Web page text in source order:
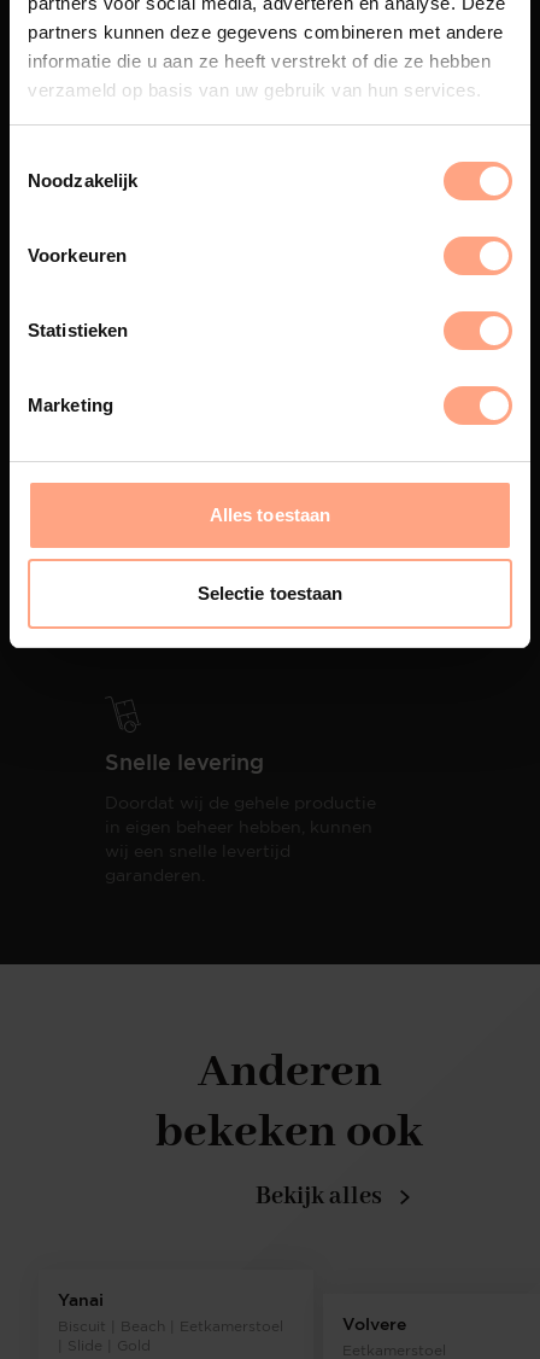
partners kunnen deze gegevens combineren met andere
informatie die u aan ze heeft verstrekt of die ze hebben
verzameld op basis van uw gebruik van hun services.
Noodzakelijk
Voorkeuren
Statistieken
Marketing
Alles toestaan
Selectie toestaan
Maatwerk
Een exclusieve handgemaakte
beleving, waar Nederlands
Spuiterij
eigen spuiterij afgewerkt met
Interieur inrichting
PUUUR biedt volledige
oplevering,met als resultaat een
totale woonbeleving.
Snelle levering
Doordat wij de gehele productie
in eigen beheer hebben, kunnen
wij een snelle levertijd
garanderen.
Yanai
Biscuit | Beach | Eetkamerstoel
| Slide | Gold
Volvere
Eetkamerstoel
Anderen
bekeken ook
Bekijk alles